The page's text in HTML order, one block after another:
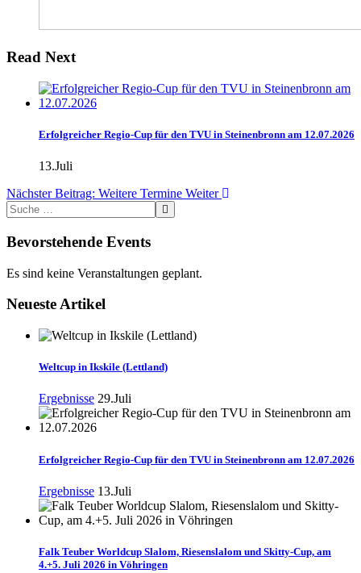
Read Next
Erfolgreicher Regio-Cup für den TVU in Steinenbronn am 12.07.2026
13.Juli
Nächster Beitrag: Weitere Termine Weiter
Bevorstehende Events
Es sind keine Veranstaltungen geplant.
Neueste Artikel
Weltcup in Ikskile (Lettland)
Ergebnisse 29.Juli
Erfolgreicher Regio-Cup für den TVU in Steinenbronn am 12.07.2026
Ergebnisse 13.Juli
Falk Teuber Worldcup Slalom, Riesenslalom und Skitty-Cup, am
4.+5. Juli 2026 in Vöhringen